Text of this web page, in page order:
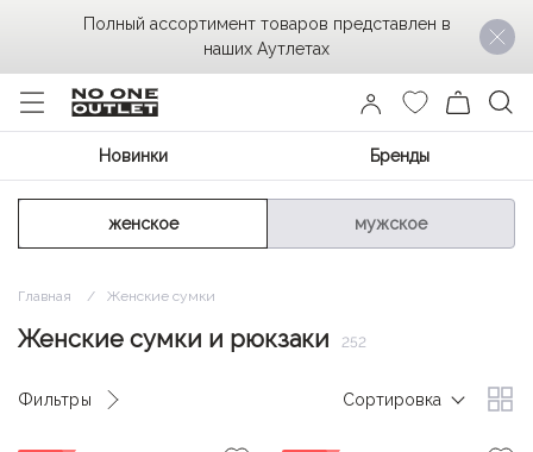
Новинки Бренды
женское мужское
Главная Женские сумки
Женские сумки и рюкзаки 252
Фильтры Сортировка
Полный ассортимент товаров представлен в
наших Аутлетах